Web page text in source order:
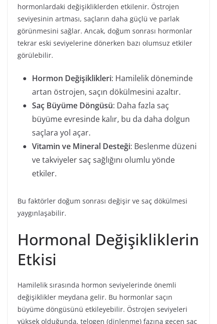
hormonlardaki değişikliklerden etkilenir. Östrojen
seviyesinin artması, saçların daha güçlü ve parlak
görünmesini sağlar. Ancak, doğum sonrası hormonlar
tekrar eski seviyelerine dönerken bazı olumsuz etkiler
görülebilir.
Hormon Değişiklikleri: Hamilelik döneminde
artan östrojen, saçın dökülmesini azaltır.
Saç Büyüme Döngüsü: Daha fazla saç
büyüme evresinde kalır, bu da daha dolgun
saçlara yol açar.
Vitamin ve Mineral Desteği: Beslenme düzeni
ve takviyeler saç sağlığını olumlu yönde
etkiler.
Bu faktörler doğum sonrası değişir ve saç dökülmesi
yaygınlaşabilir.
Hormonal Değişikliklerin
Etkisi
Hamilelik sırasında hormon seviyelerinde önemli
değişiklikler meydana gelir. Bu hormonlar saçın
büyüme döngüsünü etkileyebilir. Östrojen seviyeleri
yüksek olduğunda, telogen (dinlenme) fazına geçen saç